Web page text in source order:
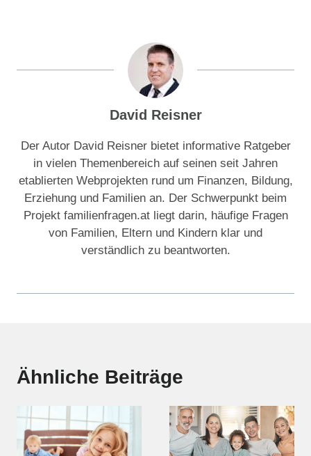
David Reisner
Der Autor David Reisner bietet informative Ratgeber
in vielen Themenbereich auf seinen seit Jahren
etablierten Webprojekten rund um Finanzen, Bildung,
Erziehung und Familien an. Der Schwerpunkt beim
Projekt familienfragen.at liegt darin, häufige Fragen
von Familien, Eltern und Kindern klar und
verständlich zu beantworten.
Ähnliche Beiträge